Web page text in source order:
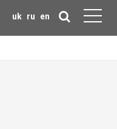
uk ru en